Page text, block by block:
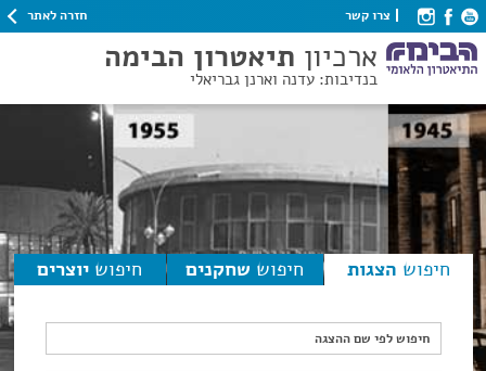
צרו קשר חזרה לאתר
ארכיון תיאטרון הבימה
בנדיבות: עדנה וארנן גבריאלי
חיפוש הצגות חיפוש שחקנים חיפוש יוצרים
חיפוש לפי שם ההצגה